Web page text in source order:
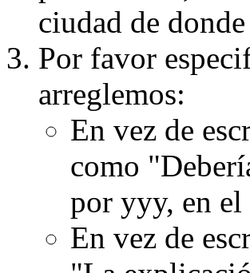
ciudad de
Por favor
arreglemos:
En vez de
como
por yyy, en el
En vez de